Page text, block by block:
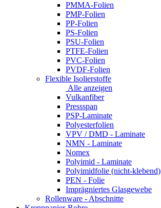
PMMA-Folien
PMP-Folien
PP-Folien
PS-Folien
PSU-Folien
PTFE-Folien
PVC-Folien
PVDF-Folien
Flexible Isolierstoffe
Alle anzeigen
Vulkanfiber
Pressspan
PSP-Laminate
Polyesterfolien
VPV / DMD - Laminate
NMN - Laminate
Nomex
Polyimid - Laminate
Polyimidfolie (nicht-klebend)
PEN - Folie
Imprägniertes Glasgewebe
Rollenware - Abschnitte